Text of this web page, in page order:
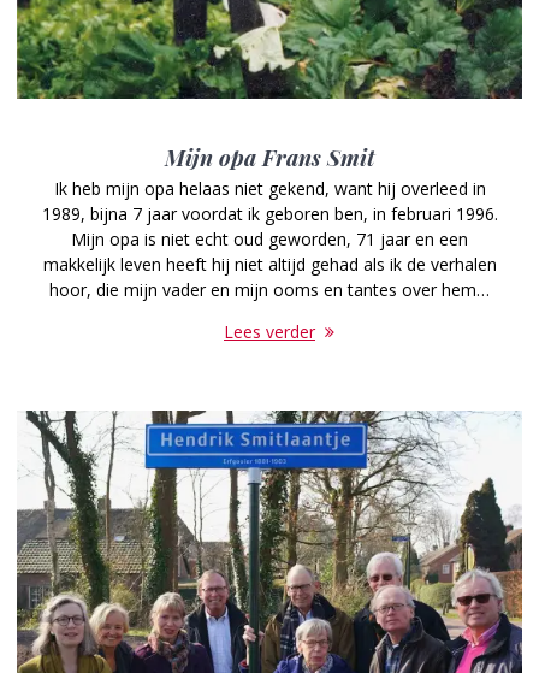
Mijn opa Frans Smit
Ik heb mijn opa helaas niet gekend, want hij overleed in
1989, bijna 7 jaar voordat ik geboren ben, in februari 1996.
Mijn opa is niet echt oud geworden, 71 jaar en een
makkelijk leven heeft hij niet altijd gehad als ik de verhalen
hoor, die mijn vader en mijn ooms en tantes over hem…
Lees verder